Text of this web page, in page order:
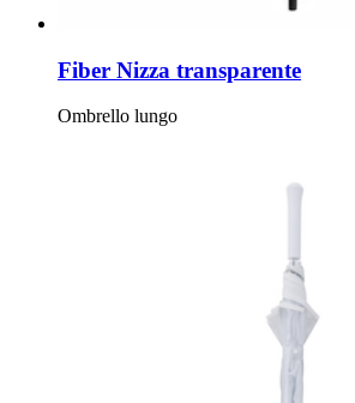
Fiber Nizza transparente
Ombrello lungo